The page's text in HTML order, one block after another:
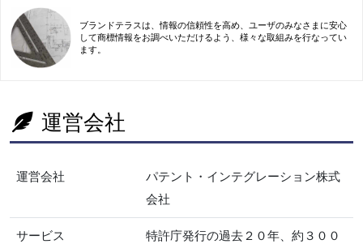
ブランドテラスは、情報の信頼性を高め、ユーザのみなさまに安心
して商標情報をお調べいただけるよう、様々な取組みを行なってい
ます。
運営会社
運営会社
パテント・インテグレーション株式
会社
サービス
特許庁発行の過去２０年、約３００